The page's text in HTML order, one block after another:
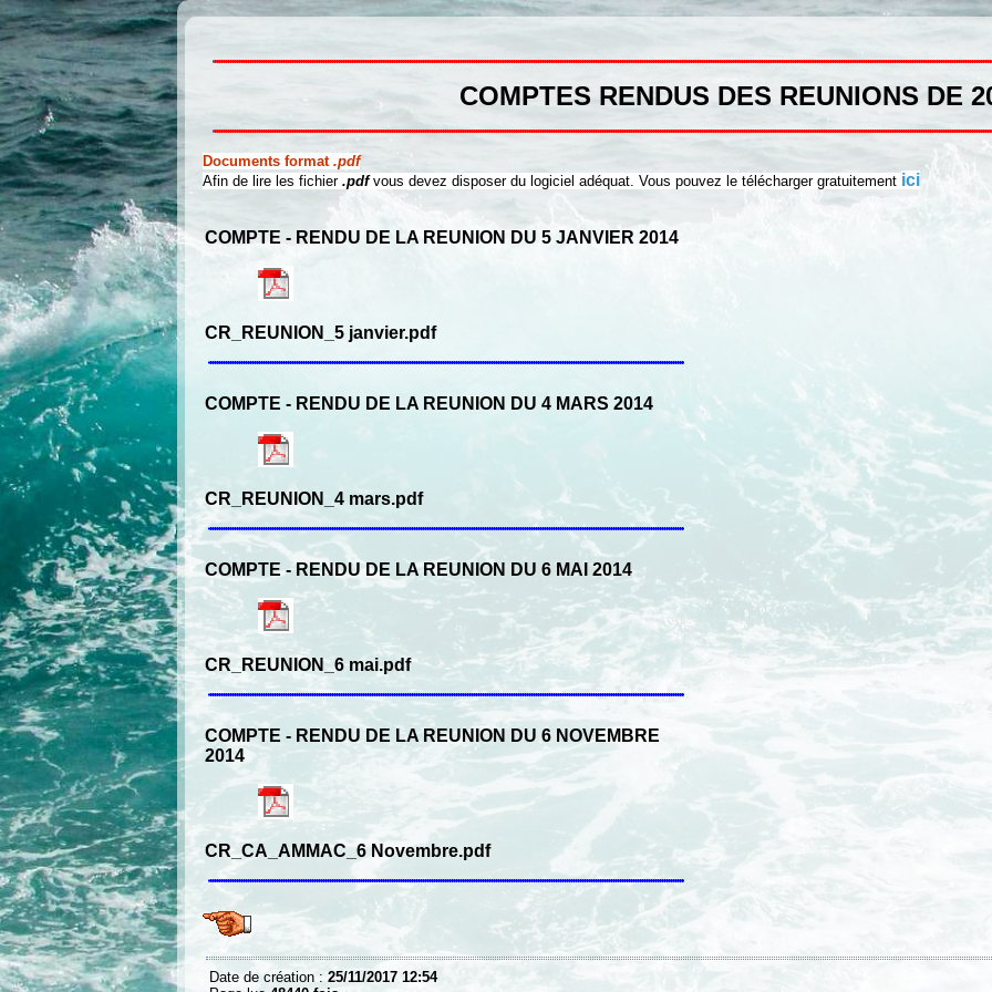
COMPTES RENDUS DES REUNIONS DE
Documents format .pdf
Afin de lire les fichier .pdfvous devez disposer du logiciel adéquat. Vous pouvez le télécharger gratuitement ici
COMPTE ‐ RENDU DE LA REUNION DU 5 JANVIER 2014
CR_REUNION_5 janvier.pdf
COMPTE ‐ RENDU DE LA REUNION DU 4 MARS 2014
CR_REUNION_4 mars.pdf
COMPTE ‐ RENDU DE LA REUNION DU 6 MAI 2014
CR_REUNION_6 mai.pdf
COMPTE ‐ RENDU DE LA REUNION DU 6 NOVEMBRE
2014
CR_CA_AMMAC_6 Novembre.pdf
Date de création : 25/11/2017 12:54